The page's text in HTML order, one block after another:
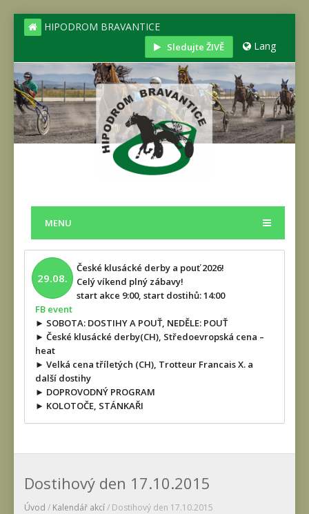
HIPODROM BRAVANTICE
Sledujte ŽIVĚ Lang
MENU
29.08.
České klusácké derby a pouť 2026!
Celý víkend plný zábavy!
start akce 9:00, start dostihů: 14:00
FB event
► SOBOTA: DOSTIHY A POUŤ, NEDĚLE: POUŤ
► České klusácké derby(CH), Středoevropská cena –
heat
► Velká cena tříletých (CH), Trotteur Francais X. a
další dostihy
► DOPROVODNÝ PROGRAM
► KOLOTOČE, STÁNKAŘI
Dostihový den 17.10.2015
Úvod / Kalendář akcí/ Dostihový den 17.10.2015